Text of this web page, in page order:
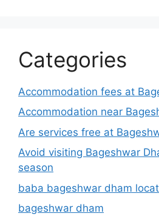
Categories
Accommodation fees at
Accommodation near
Are services free at
Avoid visiting Bageshwar
season
baba bageshwar dham
bageshwar dham